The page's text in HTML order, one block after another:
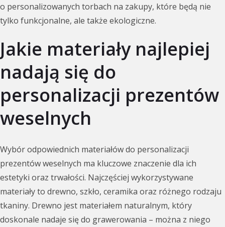
o personalizowanych torbach na zakupy, które będą nie
tylko funkcjonalne, ale także ekologiczne.
Jakie materiały najlepiej
nadają się do
personalizacji prezentów
weselnych
Wybór odpowiednich materiałów do personalizacji
prezentów weselnych ma kluczowe znaczenie dla ich
estetyki oraz trwałości. Najczęściej wykorzystywane
materiały to drewno, szkło, ceramika oraz różnego rodzaju
tkaniny. Drewno jest materiałem naturalnym, który
doskonale nadaje się do grawerowania – można z niego